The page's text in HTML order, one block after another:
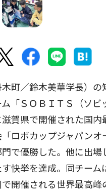
町／鈴木美華学長）の
「ＳＯＢＩＴＳ（ソビ
賀県で開催された国内
ロボカップジャパンオ
門で優勝した。他に出場
快挙を達成。同チーム
開催される世界最高峰